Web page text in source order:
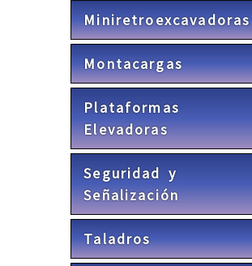
Miniretroexcavadoras
Montacargas
Plataformas
Elevadoras
Seguridad y
Señalización
Taladros